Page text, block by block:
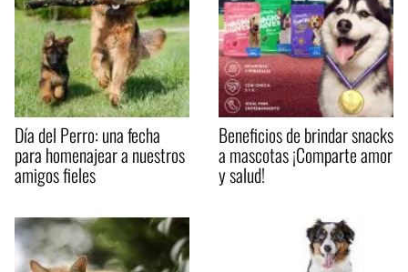
Día del Perro: una fecha
para homenajear a nuestros
amigos fieles
Beneficios de brindar snacks
a mascotas ¡Comparte amor
y salud!